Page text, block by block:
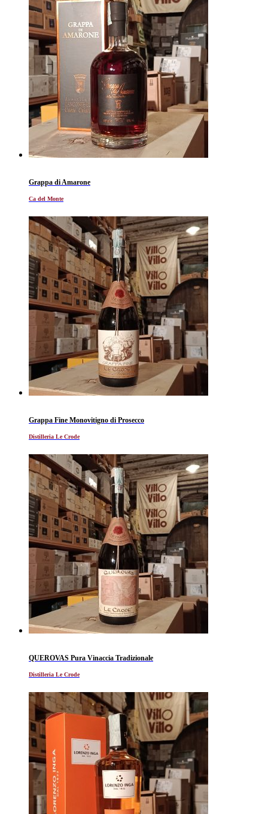
Grappa di Amarone
Ca del Monte
Grappa Fine Monovitigno di Prosecco
Distilleria Le Crode
QUEROVAS Pura Vinaccia Tradizionale
Distilleria Le Crode